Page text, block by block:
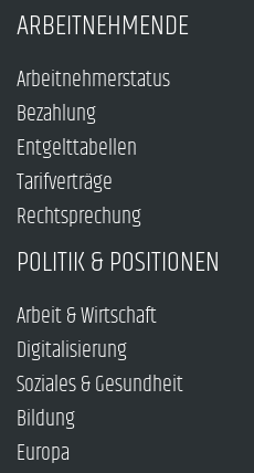
ARBEITNEHMENDE
Arbeitnehmerstatus
Bezahlung
Entgelttabellen
Tarifverträge
Rechtsprechung
POLITIK & POSITIONEN
Arbeit & Wirtschaft
Digitalisierung
Soziales & Gesundheit
Bildung
Europa